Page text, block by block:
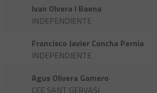
Ivan Olvera I Baena
INDEPENDIENTE
Francisco Javier Concha Pernia
INDEPENDIENTE
Agus Olivera Gamero
CEE SANT GERVASI